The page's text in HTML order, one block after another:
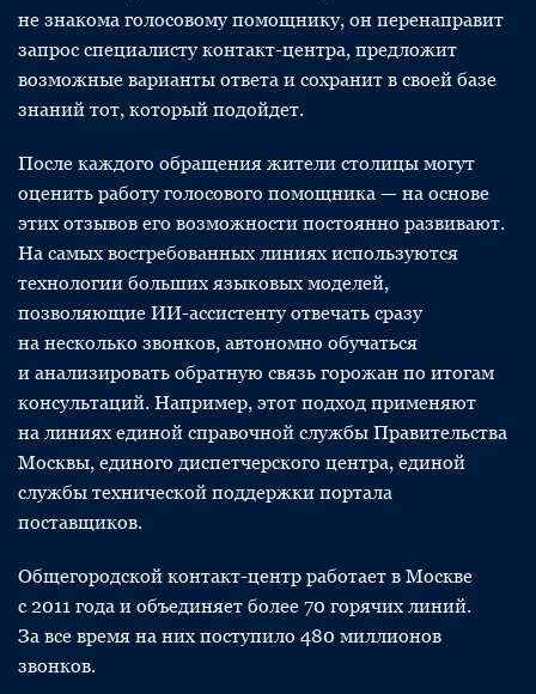
не знакома голосовому помощнику, он перенаправит
запрос специалисту контакт-центра, предложит
возможные варианты ответа и сохранит в своей базе
знаний тот, который подойдет.
После каждого обращения жители столицы могут
оценить работу голосового помощника — на основе
этих отзывов его возможности постоянно развивают.
На самых востребованных линиях используются
технологии больших языковых моделей,
позволяющие ИИ-ассистенту отвечать сразу
на несколько звонков, автономно обучаться
и анализировать обратную связь горожан по итогам
консультаций. Например, этот подход применяют
на линиях единой справочной службы Правительства
Москвы, единого диспетчерского центра, единой
службы технической поддержки портала
поставщиков.
Общегородской контакт-центр работает в Москве
с 2011 года и объединяет более 70 горячих линий.
За все время на них поступило 480 миллионов
звонков.